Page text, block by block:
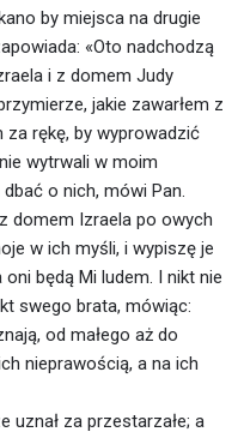
by miejsca na drugie
«Oto nadchodzą
i z domem Judy
jakie zawarłem z
za rękę, by wyprowadzić
wytrwali w moim
o nich, mówi Pan.
domem Izraela po owych
w ich myśli, i wypiszę je
będą Mi ludem. I nikt nie
swego brata, mówiąc:
od małego aż do
nieprawością, a na ich
uznał za przestarzałe; a